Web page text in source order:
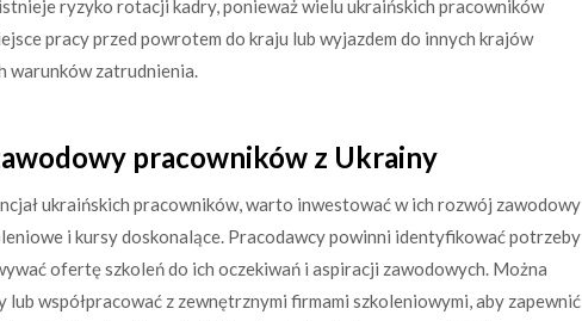
ryzyko rotacji kadry, ponieważ wielu ukraińskich pracowników
pracy przed powrotem do kraju lub wyjazdem do innych krajów
warunków zatrudnienia.
pracowników z Ukrainy
ukraińskich pracowników, warto inwestować w ich rozwój zawodowy
i kursy doskonalące. Pracodawcy powinni identyfikować potrzeby
ofertę szkoleń do ich oczekiwań i aspiracji zawodowych. Można
współpracować z zewnętrznymi firmami szkoleniowymi, aby zapewnić